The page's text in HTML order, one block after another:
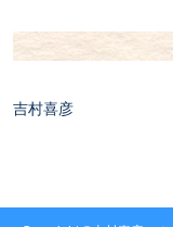
吉村喜彦